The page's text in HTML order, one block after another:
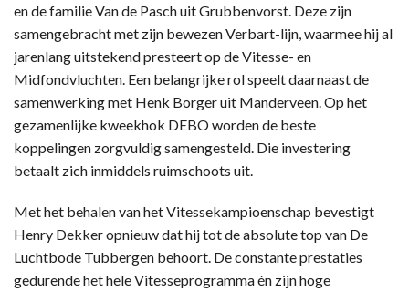
en de familie Van de Pasch uit Grubbenvorst. Deze zijn
samengebracht met zijn bewezen Verbart-lijn, waarmee hij al
jarenlang uitstekend presteert op de Vitesse- en
Midfondvluchten. Een belangrijke rol speelt daarnaast de
samenwerking met Henk Borger uit Manderveen. Op het
gezamenlijke kweekhok DEBO worden de beste
koppelingen zorgvuldig samengesteld. Die investering
betaalt zich inmiddels ruimschoots uit.
Met het behalen van het Vitessekampioenschap bevestigt
Henry Dekker opnieuw dat hij tot de absolute top van De
Luchtbode Tubbergen behoort. De constante prestaties
gedurende het hele Vitesseprogramma én zijn hoge